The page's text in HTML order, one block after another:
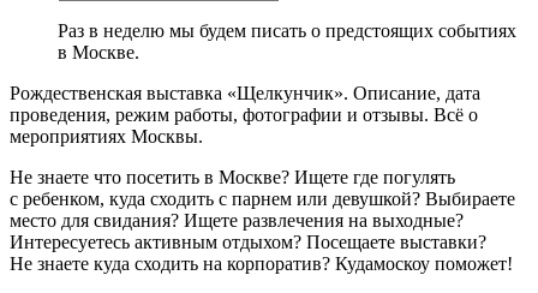
Раз в неделю мы будем писать о предстоящих событиях
в Москве.
Рождественская выставка «Щелкунчик». Описание, дата
проведения, режим работы, фотографии и отзывы. Всё о
мероприятиях Москвы.
Не знаете что посетить в Москве? Ищете где погулять
с ребенком, куда сходить с парнем или девушкой? Выбираете
место для свидания? Ищете развлечения на выходные?
Интересуетесь активным отдыхом? Посещаете выставки?
Не знаете куда сходить на корпоратив? Кудамоскоу поможет!